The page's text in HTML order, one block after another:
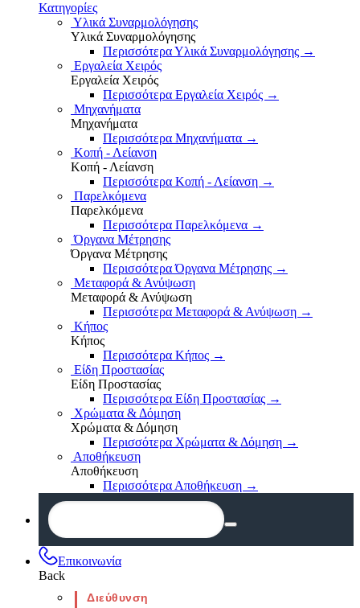
Κατηγορίες
Υλικά Συναρμολόγησης
Υλικά Συναρμολόγησης
Περισσότερα Υλικά Συναρμολόγησης →
Εργαλεία Χειρός
Εργαλεία Χειρός
Περισσότερα Εργαλεία Χειρός →
Μηχανήματα
Μηχανήματα
Περισσότερα Μηχανήματα →
Κοπή - Λείανση
Κοπή - Λείανση
Περισσότερα Κοπή - Λείανση →
Παρελκόμενα
Παρελκόμενα
Περισσότερα Παρελκόμενα →
Όργανα Μέτρησης
Όργανα Μέτρησης
Περισσότερα Όργανα Μέτρησης →
Μεταφορά & Ανύψωση
Μεταφορά & Ανύψωση
Περισσότερα Μεταφορά & Ανύψωση →
Κήπος
Κήπος
Περισσότερα Κήπος →
Είδη Προστασίας
Είδη Προστασίας
Περισσότερα Είδη Προστασίας →
Χρώματα & Δόμηση
Χρώματα & Δόμηση
Περισσότερα Χρώματα & Δόμηση →
Αποθήκευση
Αποθήκευση
Περισσότερα Αποθήκευση →
Επικοινωνία
Back
Διεύθυνση